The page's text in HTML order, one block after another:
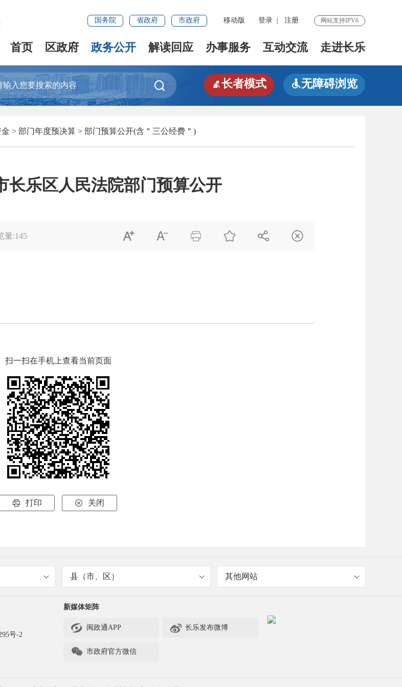
国务院 省政府 市政府 移动版 登录 注册 网站支持IPV6
首页 区政府 政务公开 解读回应 办事服务 互动交流 走进长乐
 长者模式 无障碍浏览
> 部门年度预决算 > 部门预算公开(含＂三公经费＂)
长乐区人民法院部门预算公开
量:145      
扫一扫在手机上查看当前页面
 打印  关闭
县（市、区） 其他网站
号-2
新媒体矩阵
 闽政通APP  长乐发布微博
 市政府官方微信